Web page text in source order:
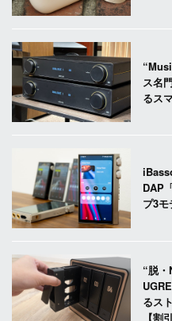
ス名
るス
DAP
プ3
“脱・
るス
【割